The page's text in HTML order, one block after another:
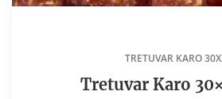
TRETUVAR KARO
Tretuvar Karo